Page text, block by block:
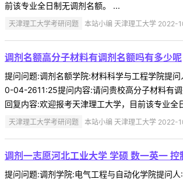
前该专业全日制无调剂名额。 ...
天津理工大学考研问题 本站小编 天津理工大学 2022-
调剂名额高分子材料有调剂名额吗有多少呢
提问问题:调剂名额学院:材料科学与工程学院提
0-04-2611:25提问内容:请问贵校高分子材料有
回复内容:欢迎报考天津理工大学，目前该专业全
天津理工大学考研问题 本站小编 天津理工大学 2022-
调剂一志愿河北工业大学 学硕 数一英一 控
提问问题:调剂学院:电气工程与自动化学院提问